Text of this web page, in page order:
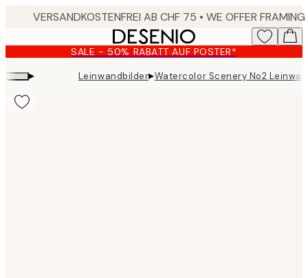
content.
SALE - 50% RABATT AUF POSTER*
▸ Leinwandbilder▸Watercolor Scenery No2